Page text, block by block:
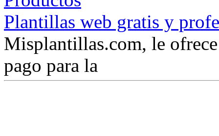
Plantillas web gratis y
Misplantillas.com, le
pago para la